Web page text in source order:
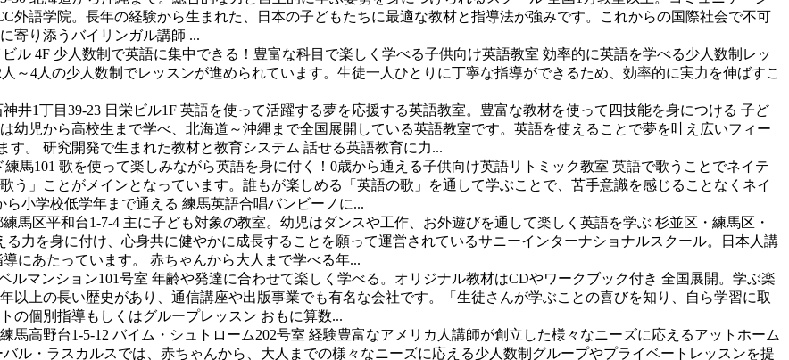
外語学院。長年の経験から生まれた、日本の子どもたちに最適な教材と指導法が強みです。これからの国際社会で不可
寄り添うバイリンガル講師 ...
ル 4F 少人数制で英語に集中できる！豊富な科目で楽しく学べる子供向け英語教室 効率的に英語を学べる少人数制レッ
人～4人の少人数制でレッスンが進められています。生徒一人ひとりに丁寧な指導ができるため、効率的に実力を伸ばすこ
井1丁目39-23 日栄ビル1F 英語を使って活躍する夢を応援する英語教室。豊富な教材を使って四技能を身につける 子ど
幼児から高校生まで学べ、北海道～沖縄まで全国展開している英語教室です。英語を使えることで夢を叶え広いフィー
。 研究開発で生まれた教材と教育システム 話せる英語教育に力...
練馬101 歌を使って楽しみながら英語を身に付く！0歳から通える子供向け英語リトミック教室 英語で歌うことでネイテ
う」ことがメインとなっています。誰もが楽しめる「英語の歌」を通して学ぶことで、苦手意識を感じることなくネイ
小学校低学年まで通える 練馬英語合唱バンビーノに...
馬区平和台1-7-4 主に子ども対象の教室。幼児はダンスや工作、お外遊びを通して楽しく英語を学ぶ 杉並区・練馬区・
力を身に付け、心身共に健やかに成長することを願って運営されているサニーインターナショナルスクール。日本人講
にあたっています。 赤ちゃんから大人まで学べる年...
ルマンション101号室 年齢や発達に合わせて楽しく学べる。オリジナル教材はCDやワークブック付き 全国展開。学ぶ楽
以上の長い歴史があり、通信講座や出版事業でも有名な会社です。「生徒さんが学ぶことの喜びを知り、自ら学習に取
の個別指導もしくはグループレッスン おもに算数...
馬高野台1-5-12 バイム・シュトローム202号室 経験豊富なアメリカ人講師が創立した様々なニーズに応えるアットホーム
ル・ラスカルスでは、赤ちゃんから、大人までの様々なニーズに応える少人数制グループやプライベートレッスンを提